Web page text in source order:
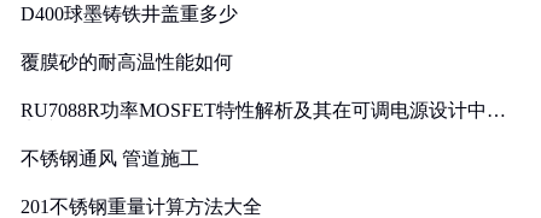
D400球墨铸铁井盖重多少
覆膜砂的耐高温性能如何
RU7088R功率MOSFET特性解析及其在可调电源设计中的
不锈钢通风 管道施工
201不锈钢重量计算方法大全